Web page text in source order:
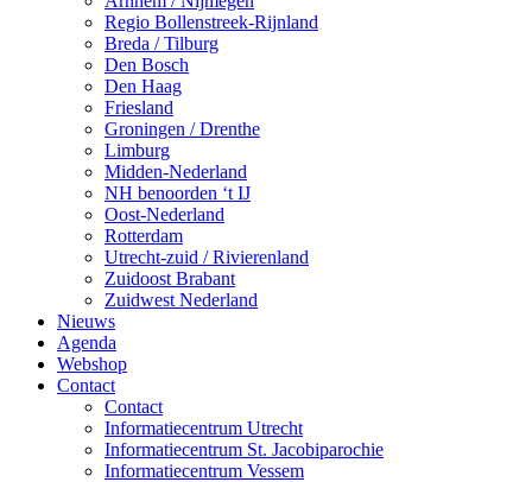
Regio Bollenstreek-Rijnland
Breda / Tilburg
Den Bosch
Den Haag
Friesland
Groningen / Drenthe
Limburg
Midden-Nederland
NH benoorden ‘t IJ
Oost-Nederland
Rotterdam
Utrecht-zuid / Rivierenland
Zuidoost Brabant
Zuidwest Nederland
Nieuws
Agenda
Webshop
Contact
Contact
Informatiecentrum Utrecht
Informatiecentrum St. Jacobiparochie
Informatiecentrum Vessem